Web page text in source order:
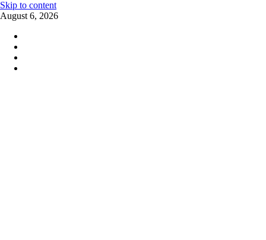
Skip to content
August 6, 2026